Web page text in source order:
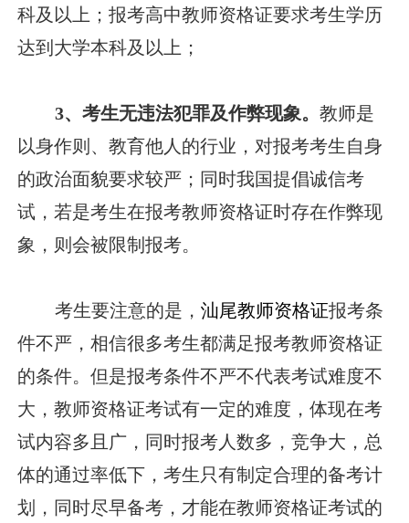
科及以上；报考高中教师资格证要求考生学历
达到大学本科及以上；
3、考生无违法犯罪及作弊现象。教师是
以身作则、教育他人的行业，对报考考生自身
的政治面貌要求较严；同时我国提倡诚信考
试，若是考生在报考教师资格证时存在作弊现
象，则会被限制报考。
考生要注意的是，汕尾教师资格证报考条
件不严，相信很多考生都满足报考教师资格证
的条件。但是报考条件不严不代表考试难度不
大，教师资格证考试有一定的难度，体现在考
试内容多且广，同时报考人数多，竞争大，总
体的通过率低下，考生只有制定合理的备考计
划，同时尽早备考，才能在教师资格证考试的